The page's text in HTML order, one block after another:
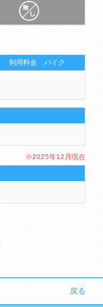
利用料金 バイク
※2025年12月現在
戻る